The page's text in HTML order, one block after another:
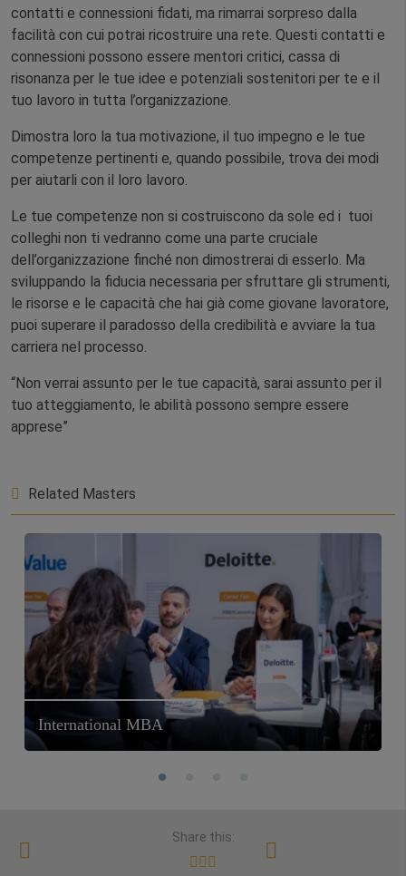
contatti e connessioni fidati, ma rimarrai sorpreso dalla
facilità con cui potrai ricostruire una rete. Questi contatti e
connessioni possono essere mentori critici, cassa di
risonanza per le tue idee e potenziali sostenitori per te e il
tuo lavoro in tutta l’organizzazione.
Dimostra loro la tua motivazione, il tuo impegno e le tue
competenze pertinenti e, quando possibile, trova dei modi
per aiutarli con il loro lavoro.
Le tue competenze non si costruiscono da sole ed i tuoi
colleghi non ti vedranno come una parte cruciale
dell’organizzazione finché non dimostrerai di esserlo. Ma
sviluppando la fiducia necessaria per sfruttare gli strumenti,
le risorse e le capacità che hai già come giovane lavoratore,
puoi superare il paradosso della credibilità e avviare la tua
carriera nel processo.
“Non verrai assunto per le tue capacità, sarai assunto per il
tuo atteggiamento, le abilità possono sempre essere
apprese”
Related Masters
International MBA
Share this: